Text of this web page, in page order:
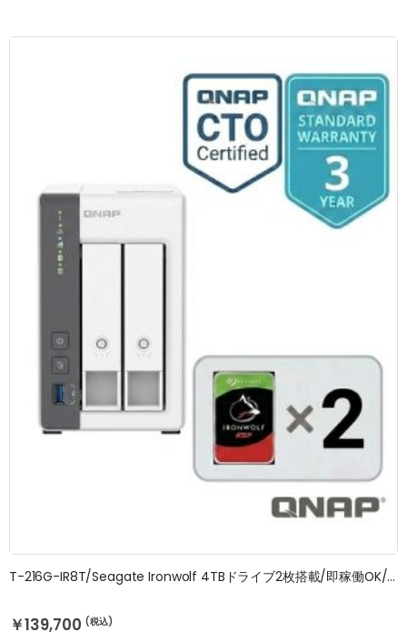
T-216G-IR8T/Seagate Ironwolf 4TBドライブ2枚搭載/即稼働OK/3年無料修理保証
￥139,700